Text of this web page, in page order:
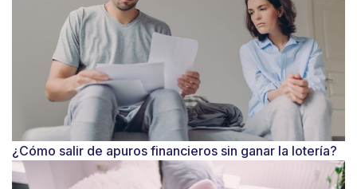
¿Cómo salir de apuros financieros sin ganar la lotería?